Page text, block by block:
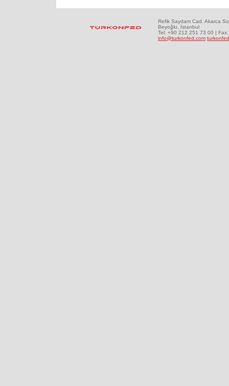
Refik Saydam Cad. Akarca
Beyoğlu, İstanbul
Tel: +90 212 251 73 00 |
info@turkonfed.com